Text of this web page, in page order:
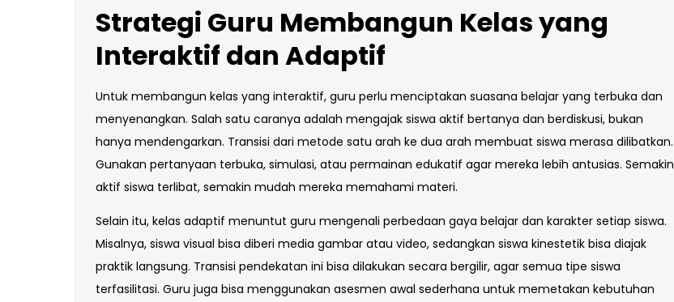
Strategi Guru Membangun Kelas yang
Interaktif dan Adaptif
Untuk membangun kelas yang interaktif, guru perlu menciptakan suasana belajar yang terbuka dan
menyenangkan. Salah satu caranya adalah mengajak siswa aktif bertanya dan berdiskusi, bukan
hanya mendengarkan. Transisi dari metode satu arah ke dua arah membuat siswa merasa dilibatkan.
Gunakan pertanyaan terbuka, simulasi, atau permainan edukatif agar mereka lebih antusias. Semakin
aktif siswa terlibat, semakin mudah mereka memahami materi.
Selain itu, kelas adaptif menuntut guru mengenali perbedaan gaya belajar dan karakter setiap siswa.
Misalnya, siswa visual bisa diberi media gambar atau video, sedangkan siswa kinestetik bisa diajak
praktik langsung. Transisi pendekatan ini bisa dilakukan secara bergilir, agar semua tipe siswa
terfasilitasi. Guru juga bisa menggunakan asesmen awal sederhana untuk memetakan kebutuhan